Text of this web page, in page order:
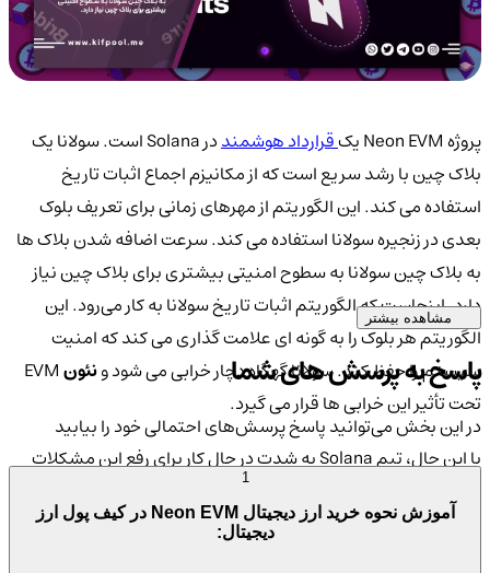
پروژه Neon EVM یک قرارداد هوشمند
در Solana است. سولانا یک
بلاک چین با رشد سریع است که از مکانیزم اجماع اثبات تاریخ
استفاده می کند. این الگوریتم از مهرهای زمانی برای تعریف بلوک
بعدی در زنجیره سولانا استفاده می کند. سرعت اضافه شدن بلاک ها
به بلاک چین سولانا به سطوح امنیتی بیشتری برای بلاک چین نیاز
دارد. اینجاست که الگوریتم اثبات تاریخ سولانا به کار می‌رود. این
الگوریتم هر بلوک را به گونه ای علامت گذاری می کند که امنیت
سیستم را حفظ کند. سولانا گهگاه دچار خرابی می شود ونئونEVM
تحت تأثیر این خرابی ها قرار می گیرد.
با این حال، تیم Solana به شدت در حال کار برای رفع این مشکلات
شود. با این وجود، به دلیل پتانسیل بسیار زیاد آن به عنوان یک لایه
مشاهده بیشتر
پاسخ به پرسش های شما
در این بخش می‌توانید پاسخ پرسش‌های احتمالی خود را بیابید
آموزش نحوه خرید ارز دیجیتال Neon EVM در کیف پول ارز
دیجیتال: